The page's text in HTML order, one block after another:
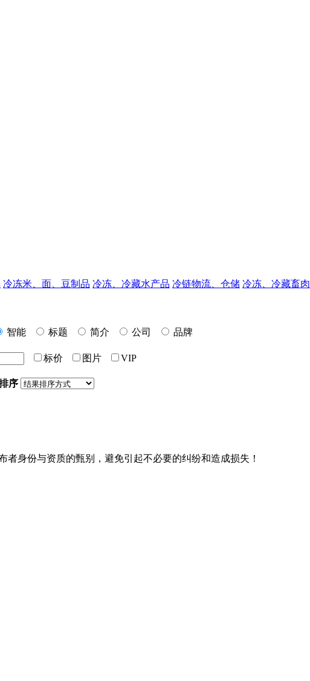
冷冻米、面、豆制品 冷冻、冷藏水产品 冷链物流、仓储 冷冻、冷藏畜肉
智能
标题 简介 公司
品牌
标价 图片
VIP
序
者身份与资质的甄别，避免引起不必要的纠纷和造成损失！